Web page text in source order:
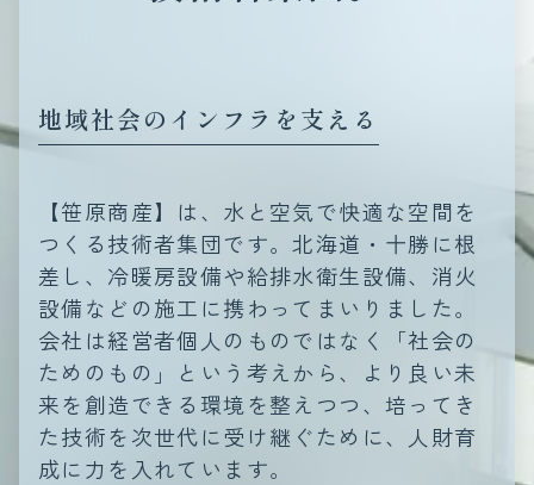
地域社会のインフラを支える
【笹原商産】は、水と空気で快適な空間を
つくる技術者集団です。北海道・十勝に根
差し、冷暖房設備や給排水衛生設備、消火
設備などの施工に携わってまいりました。
会社は経営者個人のものではなく「社会の
ためのもの」という考えから、より良い未
来を創造できる環境を整えつつ、培ってき
た技術を次世代に受け継ぐために、人財育
成に力を入れています。